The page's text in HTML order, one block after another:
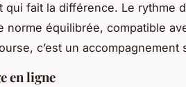
qui fait la différence. Le rythme
norme équilibrée, compatible
c’est un accompagnement
en ligne